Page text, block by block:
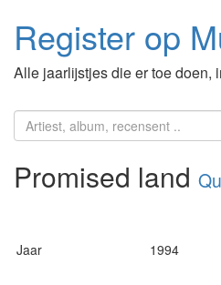
Register op
Alle jaarlijstjes die er toe doen,
Promised land
Jaar 1994